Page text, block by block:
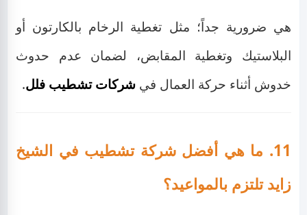
هي ضرورية جداً؛ مثل تغطية الرخام بالكارتون أو
البلاستيك وتغطية المقابض، لضمان عدم حدوث
خدوش أثناء حركة العمال في شركات تشطيب فلل.
11. ما هي أفضل شركة تشطيب في الشيخ
زايد تلتزم بالمواعيد؟